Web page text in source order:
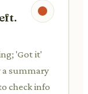
'Got it'
summary
check info